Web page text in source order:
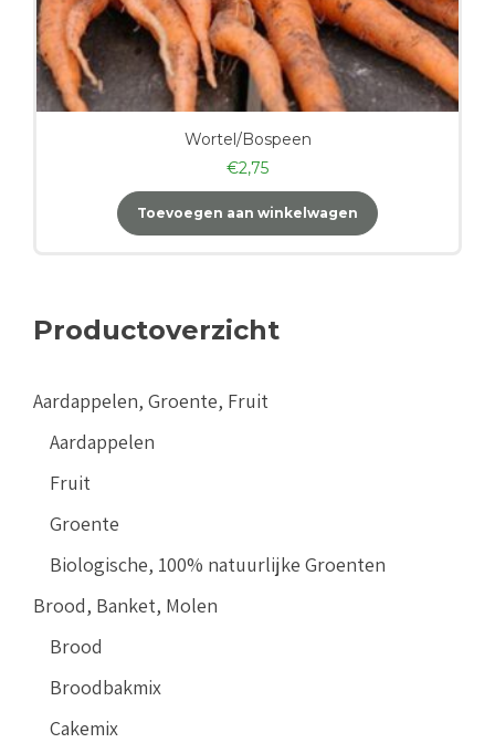
Wortel/Bospeen
€2,75
Toevoegen aan winkelwagen
Productoverzicht
Aardappelen, Groente, Fruit
Aardappelen
Fruit
Groente
Biologische, 100% natuurlijke Groenten
Brood, Banket, Molen
Brood
Broodbakmix
Cakemix